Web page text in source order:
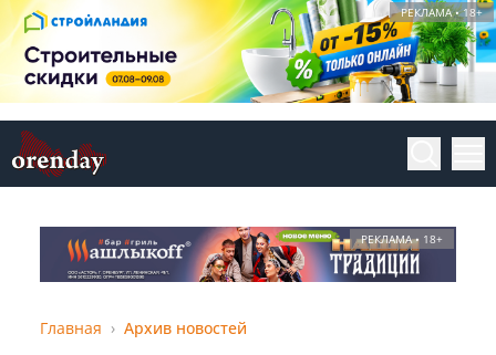
РЕКЛАМА • 18+
РЕКЛАМА • 18+
Главная Архив новостей